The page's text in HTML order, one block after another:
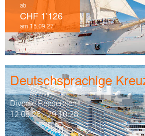
ab
CHF 1’126
am 15.09.27
Diverse Reedereien
12.08.26 - 29.10.28